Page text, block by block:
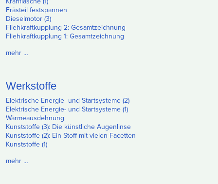
Frästeil festspannen
Dieselmotor (3)
Fliehkraftkupplung 2: Gesamtzeichnung
Fliehkraftkupplung 1: Gesamtzeichnung
mehr …
Werkstoffe
Elektrische Energie- und Startsysteme (2)
Elektrische Energie- und Startsysteme (1)
Wärmeausdehnung
Kunststoffe (3): Die künstliche Augenlinse
Kunststoffe (2): Ein Stoff mit vielen Facetten
Kunststoffe (1)
mehr …